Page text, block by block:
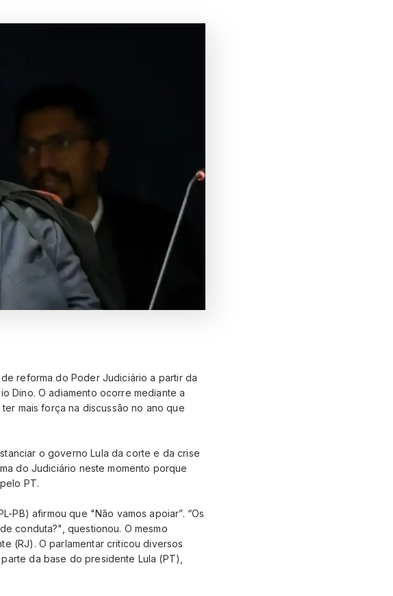
reforma do Poder Judiciário a partir da
Dino. O adiamento ocorre mediante a
mais força na discussão no ano que
o governo Lula da corte e da crise
do Judiciário neste momento porque
PT.
PB) afirmou que "Não vamos apoiar”. “Os
conduta?", questionou. O mesmo
(RJ). O parlamentar criticou diversos
da base do presidente Lula (PT),